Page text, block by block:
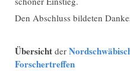
Den Abschluss bildeten
Übersicht der
Forschertreffen